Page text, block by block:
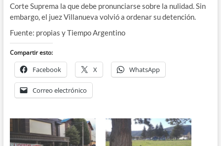
Corte Suprema la que debe pronunciarse sobre la nulidad. Sin
embargo, el juez Villanueva volvió a ordenar su detención.
Fuente: propias y Tiempo Argentino
Compartir esto:
Facebook X WhatsApp
Correo electrónico